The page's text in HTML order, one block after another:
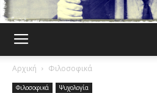
Αρχική Φιλοσοφικά
Φιλοσοφικά Ψυχολογία